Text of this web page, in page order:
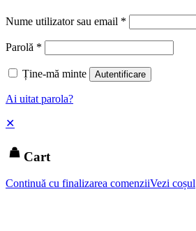
Nume utilizator sau email *
Parolă *
Ține-mă minte Autentificare
Ai uitat parola?
✕
Cart
Continuă cu finalizarea comenziiVezi coșul